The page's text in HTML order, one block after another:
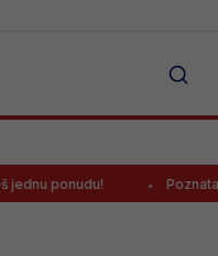
Poznata lista